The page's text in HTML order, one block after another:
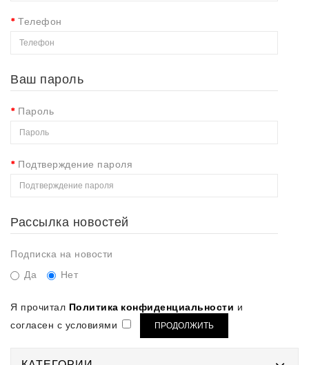
Подтверждение пароля
Рассылка новостей
Подписка на новости
Я прочиталПолитика конфиденциальности
КАТЕГОРИИ
ХИТ ПРОДАЖ
Сухие дрожжи Belbake Hefe Germ
7 г